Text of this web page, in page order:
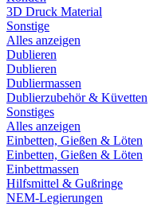
3D Druck Material
Sonstige
Alles anzeigen
Dublieren
Dublieren
Dubliermassen
Dublierzubehör & Küvetten
Sonstiges
Alles anzeigen
Einbetten, Gießen & Löten
Einbetten, Gießen & Löten
Einbettmassen
Hilfsmittel & Gußringe
NEM-Legierungen